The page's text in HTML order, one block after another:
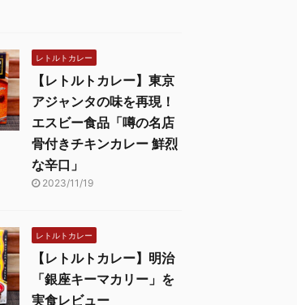
レトルトカレー
【レトルトカレー】東京
アジャンタの味を再現！
エスビー食品「噂の名店
骨付きチキンカレー 鮮烈
な辛口」
2023/11/19
レトルトカレー
【レトルトカレー】明治
「銀座キーマカリー」を
実食レビュー